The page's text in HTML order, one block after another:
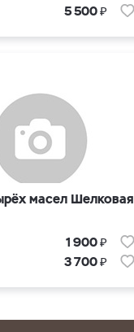
5 500₽
масел Шелковая
1 900₽
3 700₽